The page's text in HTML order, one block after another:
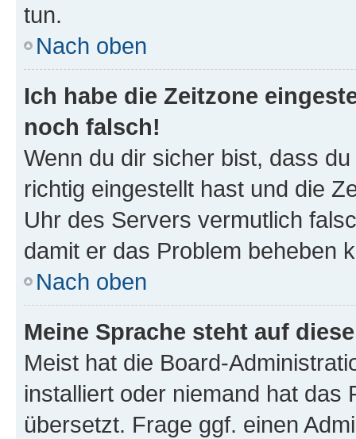
tun.
Nach oben
Ich habe die Zeitzone
noch falsch!
Wenn du dir sicher bist, dass
richtig eingestellt hast und die
Uhr des Servers vermutlich
damit er das Problem beheben
Nach oben
Meine Sprache steht auf
Meist hat die Board-
installiert oder niemand hat das
übersetzt. Frage ggf. einen